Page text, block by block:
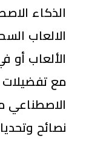
الذكاء
الالعاب
الألعاب
مع تفضيلات
الاصطناعي
نصائح